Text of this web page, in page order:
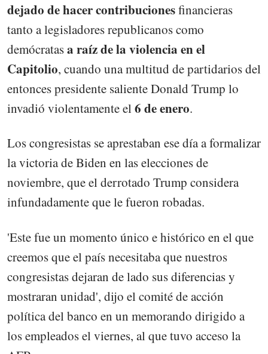
dejado de hacer contribucionesfinancieras
tanto a legisladores republicanos como
demócratasa raíz de la violencia en el
Capitolio, cuando una multitud de partidarios del
entonces presidente saliente Donald Trump lo
invadió violentamente el6 de enero.
Los congresistas se aprestaban ese día a formalizar
la victoria de Biden en las elecciones de
noviembre, que el derrotado Trump considera
infundadamente que le fueron robadas.
'Este fue un momento único e histórico en el que
creemos que el país necesitaba que nuestros
congresistas dejaran de lado sus diferencias y
mostraran unidad', dijo el comité de acción
política del banco en un memorando dirigido a
los empleados el viernes, al que tuvo acceso la